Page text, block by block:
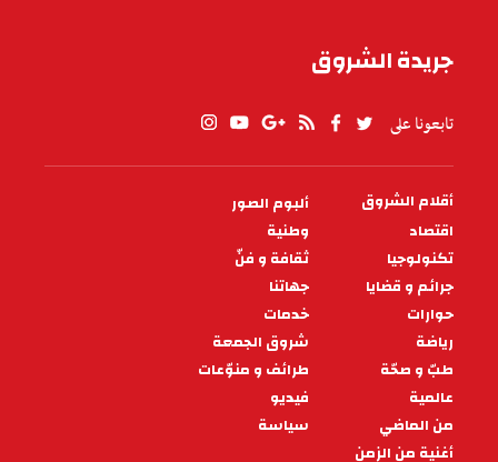
شراكات وندوات في صالون الفلاحة
والصناعات الغذائية بسوسة
الشروق ـ مكتب الساحل:
07:00 - 2022/11/13
سياسة